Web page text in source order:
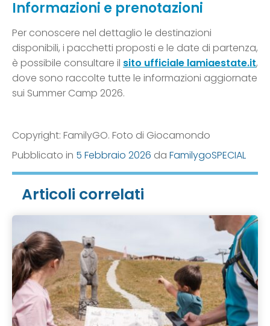
Informazioni e prenotazioni
Per conoscere nel dettaglio le destinazioni
disponibili, i pacchetti proposti e le date di partenza,
è possibile consultare il sito ufficiale lamiaestate.it,
dove sono raccolte tutte le informazioni aggiornate
sui Summer Camp 2026.
Copyright: FamilyGO. Foto di Giocamondo
Pubblicato in 5 Febbraio 2026 da FamilygoSPECIAL
Articoli correlati